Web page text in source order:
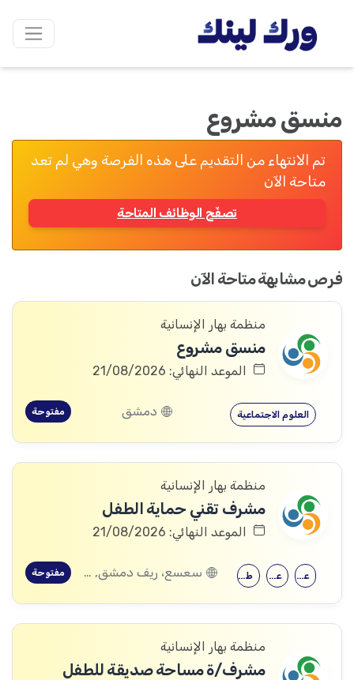
منسق مشروع
تم الانتهاء من التقديم على هذه الفرصة وهي لم تعد
متاحة الآن
تصفّح الوظائف المتاحة
فرص مشابهة متاحة الآن
منظمة بهار الإنسانية
منسق مشروع
الموعد النهائي: 21/08/2026
العلوم الاجتماعية دمشق مفتوحة
منظمة بهار الإنسانية
مشرف تقني حماية الطفل
الموعد النهائي: 21/08/2026
طب الأطفال علم اجتماع علم النفس سعسع، ريف دمشق, قدسيا، ريف دمشق, قطنا، ريف دمشق, مضايا، ريف دمشق, الديماس، ريف دمشق, سرغايا، ريف دمشق, بيت جن، ريف دمشق, عين الفيجة، ريف دمشق مفتوحة
منظمة بهار الإنسانية
مشرف/ة مساحة صديقة للطفل